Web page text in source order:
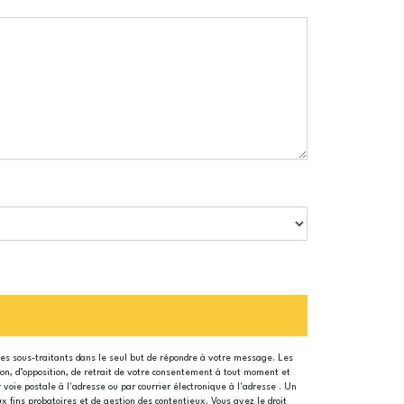
sous-traitants dans le seul but de répondre à votre message. Les
d’opposition, de retrait de votre consentement à tout moment et
voie postale à l'adresse ou par courrier électronique à l'adresse . Un
fins probatoires et de gestion des contentieux. Vous avez le droit